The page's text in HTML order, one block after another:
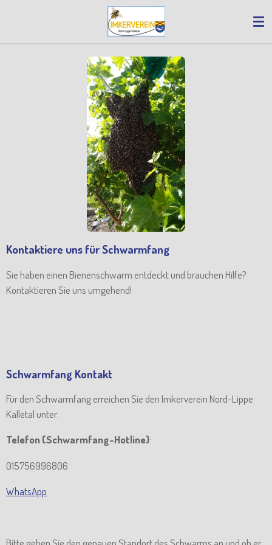
Kontaktiere uns für Schwarmfang
Sie haben einen Bienenschwarm entdeckt und brauchen Hilfe?
Kontaktieren Sie uns umgehend!
Schwarmfang Kontakt
Für den Schwarmfang erreichen Sie den Imkerverein Nord-Lippe
Kalletal unter:
Telefon (Schwarmfang-Hotline):
015756996806
WhatsApp
Bitte geben Sie den genauen Standort des Schwarms an und ob er